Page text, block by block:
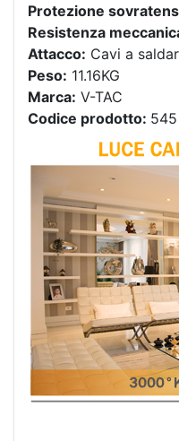
Protezione
Resistenza
Attacco: Cavi a
Peso: 11.16KG
Marca: V-TAC
Codice prodotto: 545